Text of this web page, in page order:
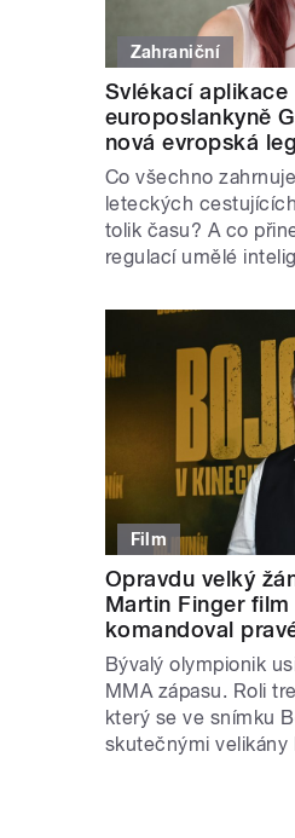
Zahraniční
Svlékací
europoslankyně
nová evropská
Co všechno
leteckých
tolik času? A co
regulací umělé
Film
Opravdu velký
Martin Finger
komandoval
Bývalý olympionik
MMA zápasu. Roli
který se ve snímku
skutečnými velikány